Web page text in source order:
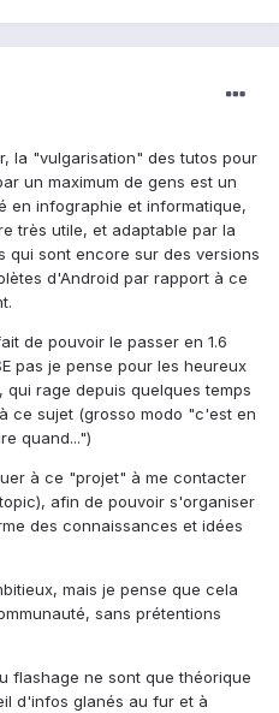
la "vulgarisation" des tutos pour
un maximum de gens est un
en infographie et informatique,
très utile, et adaptable par la
qui sont encore sur des versions
d'Android par rapport à ce
de pouvoir le passer en 1.6
pas je pense pour les heureux
rage depuis quelques temps
ce sujet (grosso modo "c'est en
quand...")
à ce "projet" à me contacter
afin de pouvoir s'organiser
des connaissances et idées
mais je pense que cela
sans prétentions
flashage ne sont que théorique
d'infos glanés au fur et à